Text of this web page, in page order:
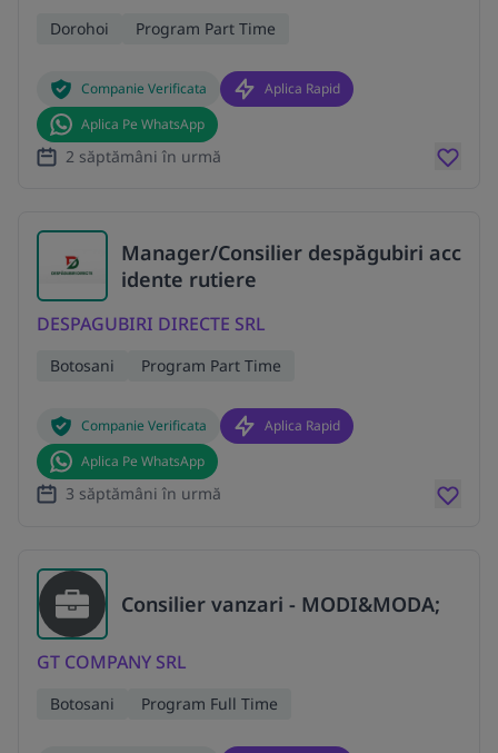
Dorohoi Program Part Time
Companie Verificata
Aplica Rapid
Aplica Pe WhatsApp
2 săptămâni în urmă
Manager/Consilier despăgubiri acc
idente rutiere
DESPAGUBIRI DIRECTE SRL
Botosani Program Part Time
Companie Verificata
Aplica Rapid
Aplica Pe WhatsApp
3 săptămâni în urmă
Consilier vanzari - MODI&MODA;
GT COMPANY SRL
Botosani Program Full Time